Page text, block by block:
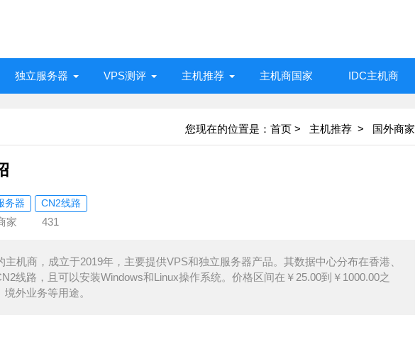
独立服务器 VPS测评 主机推荐 主机商国家 IDC主机商
您现在的位置是： 首页 > 主机推荐 > 国外商家
务器 CN2线路
家 431
主机商，成立于2019年，主要提供VPS和独立服务器产品。其数据中心分布在香港、
线路，且可以安装Windows和Linux操作系统。价格区间在￥25.00到￥1000.00之
外业务等用途。